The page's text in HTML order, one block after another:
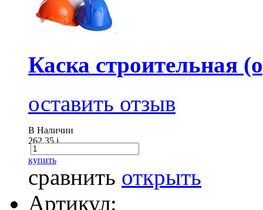
Каска строительная
оставить отзыв
В Наличии
262.35i
купить
сравнить открыть
Артикул: